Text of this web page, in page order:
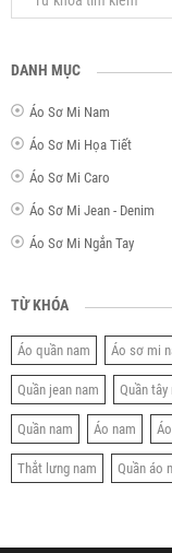
DANH MỤC
Áo Sơ Mi Nam
Áo Sơ Mi Họa Tiết
Áo Sơ Mi Caro
Áo Sơ Mi Jean - Denim
Áo Sơ Mi Ngắn Tay
TỪ KHÓA
Áo quần nam Áo sơ mi
Quần jean nam Quần tây
Quần nam Áo nam
Thắt lưng nam Quần áo